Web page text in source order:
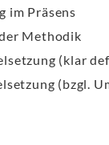
im Präsens
Methodik
(klar
(bzgl.